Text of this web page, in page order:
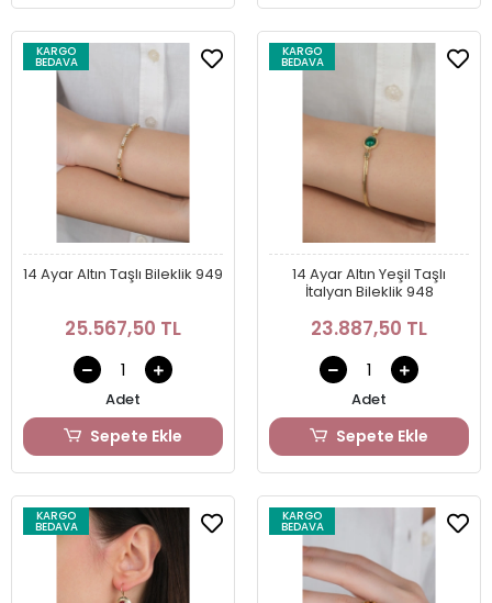
KARGO
BEDAVA
14 Ayar Altın Taşlı Bileklik 949
25.567,50 TL
Adet
Sepete Ekle
KARGO
BEDAVA
14 Ayar Altın Yeşil Taşlı
İtalyan Bileklik 948
23.887,50 TL
Adet
Sepete Ekle
KARGO
BEDAVA
KARGO
BEDAVA